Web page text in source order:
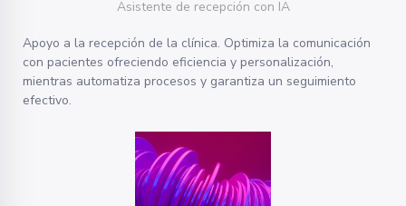
Asistente de recepción con IA
Apoyo a la recepción de la clínica. Optimiza la comunicación
con pacientes ofreciendo eficiencia y personalización,
mientras automatiza procesos y garantiza un seguimiento
efectivo.